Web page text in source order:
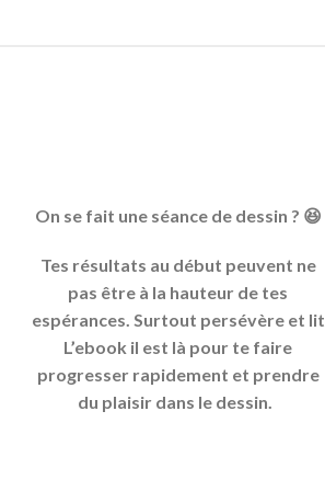
On se fait une séance de dessin ? 😆
Tes résultats au début peuvent ne
pas être à la hauteur de tes
espérances. Surtout persévère et lit
L’ebook il est là pour te faire
progresser rapidement et prendre
du plaisir dans le dessin.